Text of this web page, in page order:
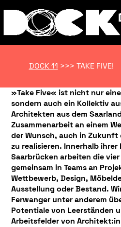
DOCK 11 >>> TAKE FIVE!
»Take Five« ist nicht nur
sondern auch ein Kollektiv
Architekten aus dem
Zusammenarbeit an einem
der Wunsch, auch in Zukunft
zu realisieren. Innerhalb
Saarbrücken arbeiten die
gemeinsam in Teams an
Wettbewerb, Design,
Ausstellung oder Bestand.
Ferwanger unter anderem
Potentiale von Leerständen
Arbeitsfelder von